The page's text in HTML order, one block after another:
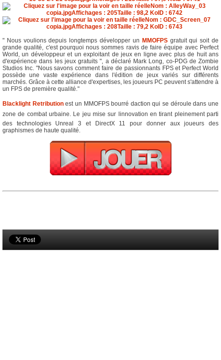
" Nous voulions depuis longtemps développer un MMOFPSgratuit qui soit de
grande qualité, c'est pourquoi nous sommes ravis de faire équipe avec Perfect
World, un développeur et un exploitant de jeux en ligne avec plus de huit ans
d'expérience dans les jeux gratuits ", a déclaré Mark Long, co-PDG de Zombie
Studios Inc. "Nous savons comment faire de passionnants FPS et Perfect World
possède une vaste expérience dans l'édition de jeux variés sur différents
marchés. Grâce à cette alliance d'expertises, les joueurs PC peuvent s'attendre à
un FPS de première qualité."
Blacklight Retributionest un MMOFPS bourré daction qui se déroule dans une
zone de combat urbaine. Le jeu mise sur linnovation en tirant pleinement parti
des technologies Unreal 3 et DirectX 11 pour donner aux joueurs des
graphismes de haute qualité.